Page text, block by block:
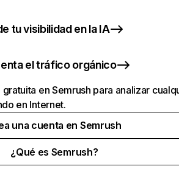
tu visibilidad en la IA
el tráfico orgánico
en Semrush para analizar
en Internet.
una cuenta en Semrush
¿Qué es Semrush?